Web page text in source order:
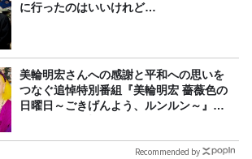
に行ったのはいいけれど…
美輪明宏さんへの感謝と平和への思いを
つなぐ追悼特別番組『美輪明宏 薔薇色の
日曜日～ごきげんよう、ルンルン～』
Recommended by